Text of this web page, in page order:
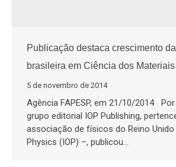
Publicação destaca crescimento
brasileira em Ciência dos Materiais
5 de novembro de 2014
Agência FAPESP, em 21/10/2014
grupo editorial IOP Publishing,
associação de físicos do Reino
Physics (IOP) –, publicou…